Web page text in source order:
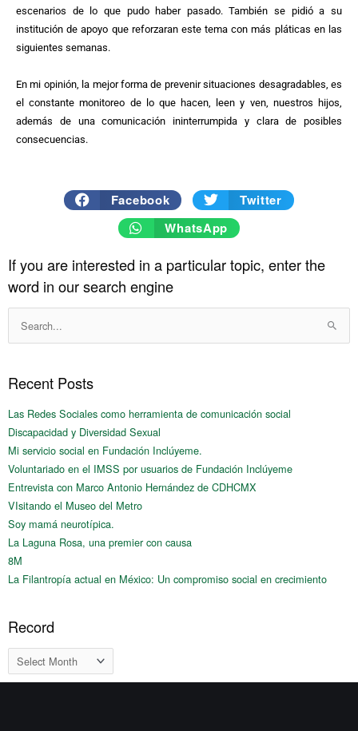
escenarios de lo que pudo haber pasado. También se pidió a su
institución de apoyo que reforzaran este tema con más pláticas en las
siguientes semanas.
En mi opinión, la mejor forma de prevenir situaciones desagradables, es
el constante monitoreo de lo que hacen, leen y ven, nuestros hijos,
además de una comunicación ininterrumpida y clara de posibles
consecuencias.
Facebook
Twitter
WhatsApp
If you are interested in a particular topic, enter the
word in our search engine
Search
for:
Recent Posts
Las Redes Sociales como herramienta de comunicación social
Discapacidad y Diversidad Sexual
Mi servicio social en Fundación Inclúyeme.
Voluntariado en el IMSS por usuarios de Fundación Inclúyeme
Entrevista con Marco Antonio Hernández de CDHCMX
VIsitando el Museo del Metro
Soy mamá neurotípica.
La Laguna Rosa, una premier con causa
8M
La Filantropía actual en México: Un compromiso social en crecimiento
Record
Record